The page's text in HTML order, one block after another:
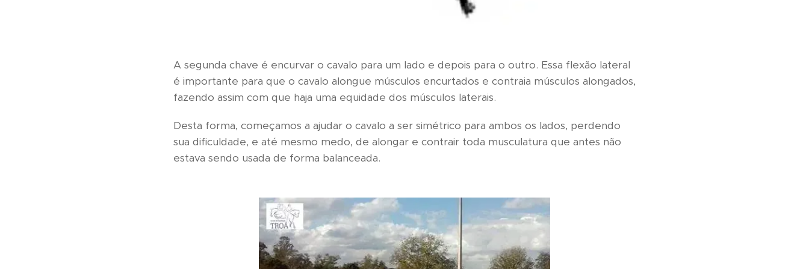
A segunda chave é encurvar o cavalo para um lado e depois para o outro. Essa flexão lateral
é importante para que o cavalo alongue músculos encurtados e contraia músculos alongados,
fazendo assim com que haja uma equidade dos músculos laterais.
Desta forma, começamos a ajudar o cavalo a ser simétrico para ambos os lados, perdendo
sua dificuldade, e até mesmo medo, de alongar e contrair toda musculatura que antes não
estava sendo usada de forma balanceada.